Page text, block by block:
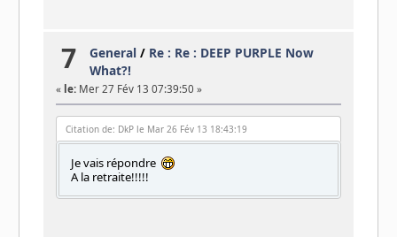
7 General / Re : Re : DEEP PURPLE Now
What?!
« le:Mer 27 Fév 13 07:39:50 »
Citation de: DkP le Mar 26 Fév 13 18:43:19
Je vais répondre
A la retraite!!!!!